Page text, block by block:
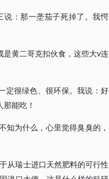
：那一垄茄子死掉了。我愕
黄二哥克扣伙食，这些大v连
定很绿色、很环保。我说：好
能吃！
知为什么，心里觉得臭臭的，
从瑞士进口天然肥料的可行性